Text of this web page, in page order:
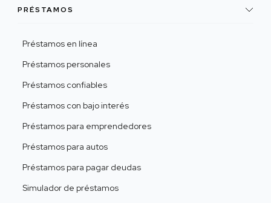
PRÉSTAMOS
Préstamos en línea
Préstamos personales
Préstamos confiables
Préstamos con bajo interés
Préstamos para emprendedores
Préstamos para autos
Préstamos para pagar deudas
Simulador de préstamos